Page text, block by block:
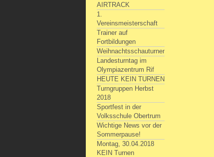
AIRTRACK
1.
Vereinsmeisterschaft
Trainer auf
Fortbildungen
Weihnachtsschauturnen
Landesturntag im
Olympiazentrum Rif
HEUTE KEIN TURNEN
Turngruppen Herbst
2018
Sportfest in der
Volksschule Obertrum
Wichtige News vor der
Sommerpause!
Montag, 30.04.2018
KEIN Turnen